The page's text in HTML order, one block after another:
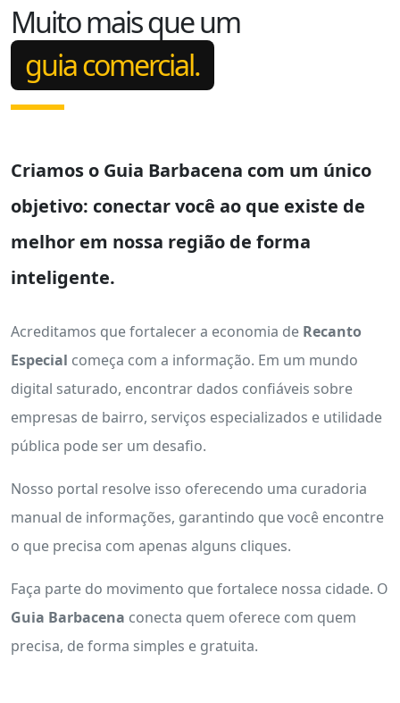
Muito mais que um
guia comercial.
Criamos o Guia Barbacena com um único
objetivo: conectar você ao que existe de
melhor em nossa região de forma
inteligente.
Acreditamos que fortalecer a economia de Recanto
Especial começa com a informação. Em um mundo
digital saturado, encontrar dados confiáveis sobre
empresas de bairro, serviços especializados e utilidade
pública pode ser um desafio.
Nosso portal resolve isso oferecendo uma curadoria
manual de informações, garantindo que você encontre
o que precisa com apenas alguns cliques.
Faça parte do movimento que fortalece nossa cidade. O
Guia Barbacena conecta quem oferece com quem
precisa, de forma simples e gratuita.